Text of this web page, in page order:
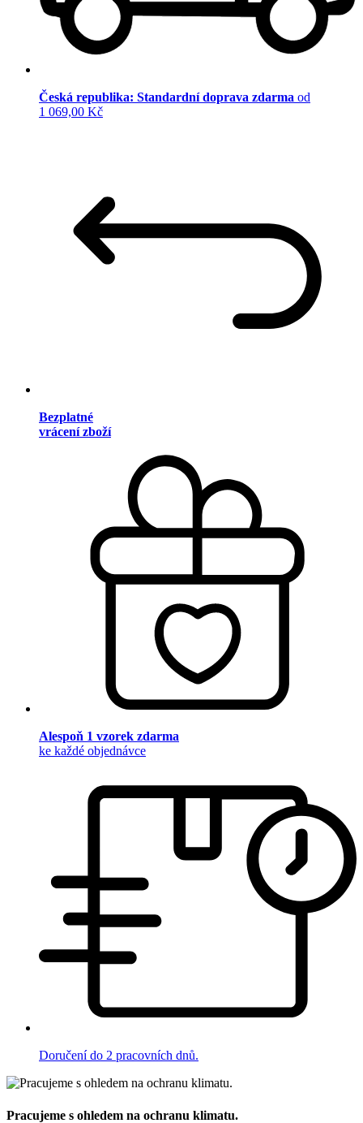
Česká republika: Standardní doprava zdarma od
1 069,00 Kč
Bezplatné
vrácení zboží
Alespoň 1 vzorek zdarma
ke každé objednávce
Doručení do 2 pracovních dnů.
Pracujeme s ohledem na ochranu klimatu.